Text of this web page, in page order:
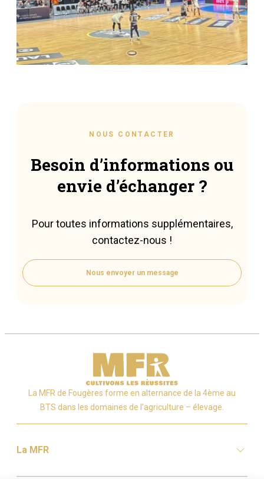
NOUS CONTACTER
Besoin d’informations ou
envie d’échanger ?
Pour toutes informations supplémentaires,
contactez-nous !
Nous envoyer un message
La MFR de Fougères forme en alternance de la 4ème au
BTS dans les domaines de l’agriculture – élevage.
La MFR